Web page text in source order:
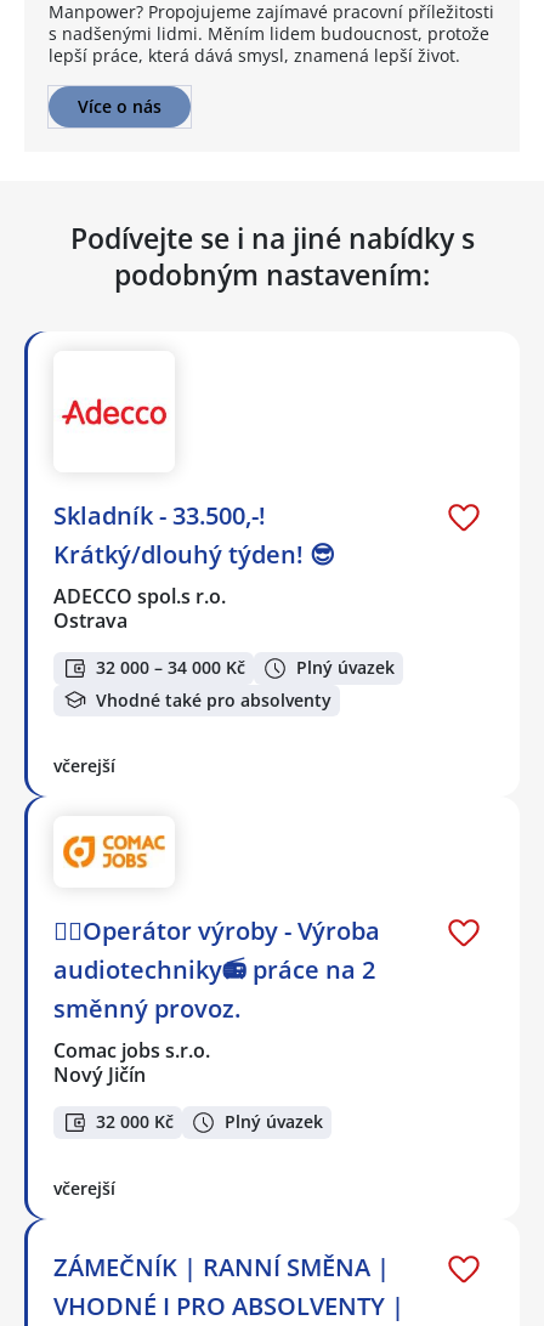
Manpower? Propojujeme zajímavé pracovní příležitosti
s nadšenými lidmi. Měním lidem budoucnost, protože
lepší práce, která dává smysl, znamená lepší život.
Více o nás
Podívejte se i na jiné nabídky s
podobným nastavením:
Skladník - 33.500,-!
Krátký/dlouhý týden! 😎
ADECCO spol.s r.o.
Ostrava
32 000 – 34 000 Kč
Plný úvazek
Vhodné také pro absolventy
včerejší
👷‍♀️Operátor výroby - Výroba
audiotechniky📻 práce na 2
směnný provoz.
Comac jobs s.r.o.
Nový Jičín
32 000 Kč Plný úvazek
včerejší
ZÁMEČNÍK | RANNÍ SMĚNA |
VHODNÉ I PRO ABSOLVENTY |